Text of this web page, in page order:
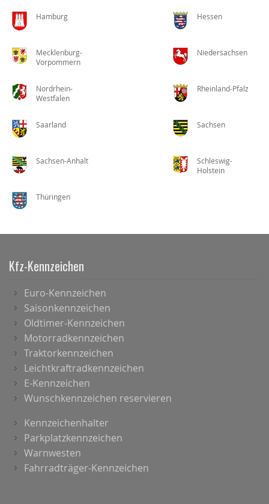
Hamburg Hessen
Mecklenburg-
Vorpommern
Niedersachsen
Nordrhein-
Westfalen
Rheinland-Pfalz
Saarland Sachsen
Sachsen-Anhalt
Schleswig-
Holstein
Thüringen
Kfz-Kennzeichen
Euro-Kennzeichen
Saisonkennzeichen
Oldtimer-Kennzeichen
Motorradkennzeichen
Traktorkennzeichen
Leichtkraftradkennzeichen
E-Kennzeichen
Wunschkennzeichen reservieren
Kennzeichenhalter
Parkplatzkennzeichen
Warnwesten
Fahrradträger-Kennzeichen